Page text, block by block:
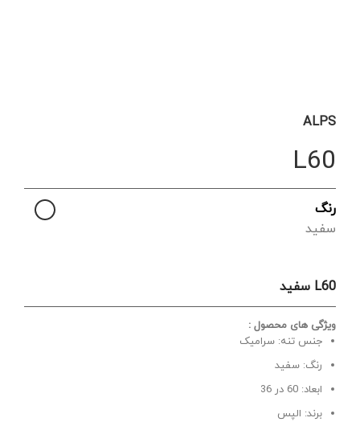
ALPS
L60
رنگ
سفید
L60 سفید
ویژگی های محصول :
جنس تنه: سرامیک
رنگ: سفید
ابعاد: 60 در 36
برند: الپس